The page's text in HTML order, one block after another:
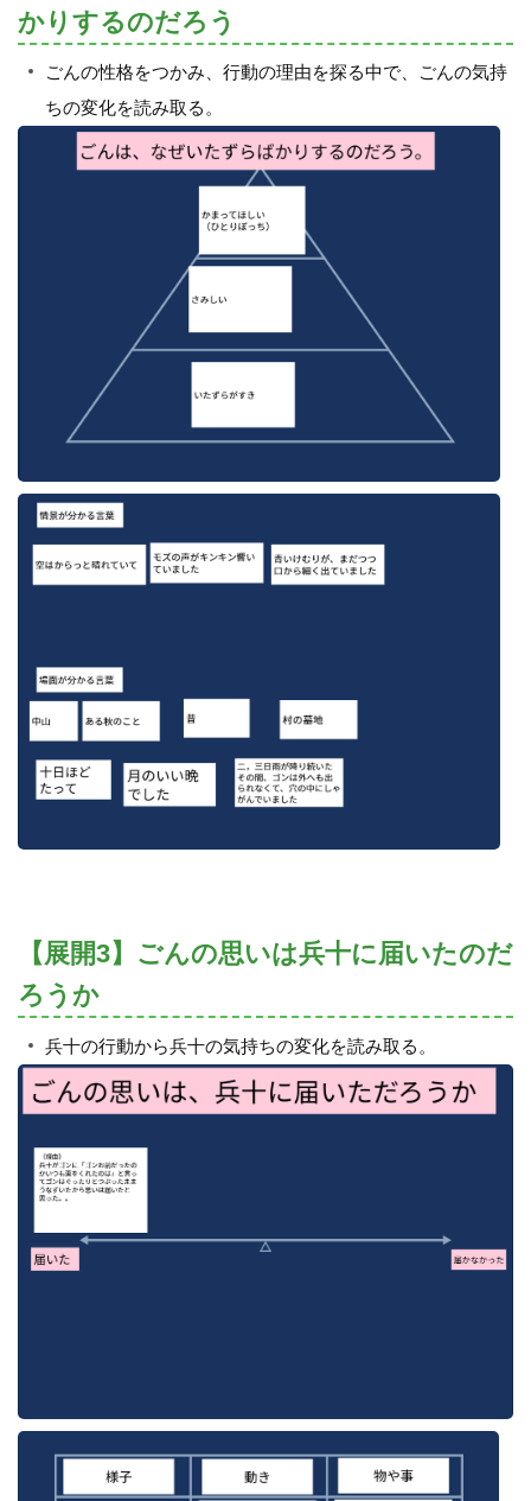
かりするのだろう
ごんの性格をつかみ、行動の理由を探る中で、ごんの気持
ちの変化を読み取る。
【展開3】ごんの思いは兵十に届いたのだ
ろうか
兵十の行動から兵十の気持ちの変化を読み取る。